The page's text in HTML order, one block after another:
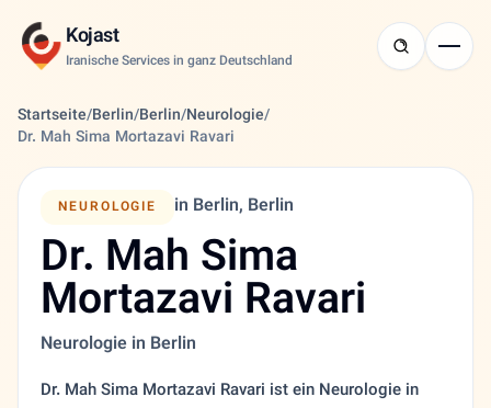
Kojast
Iranische Services in ganz Deutschland
Startseite/Berlin/Berlin/Neurologie/
Dr. Mah Sima Mortazavi Ravari
NEUROLOGIE in Berlin, Berlin
Dr. Mah Sima
Mortazavi Ravari
Neurologie in Berlin
Dr. Mah Sima Mortazavi Ravari ist ein Neurologie in